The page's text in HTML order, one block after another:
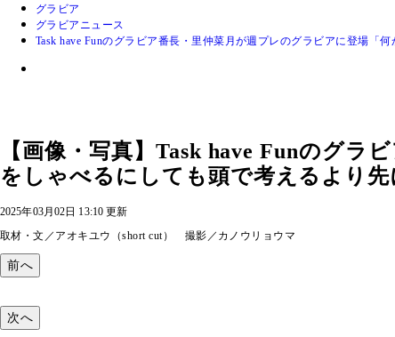
グラビア
グラビアニュース
Task have Funのグラビア番長・里仲菜月が週プレのグラビアに登場「
【画像・写真】Task have Funのグラ
をしゃべるにしても頭で考えるより先
2025年03月02日 13:10 更新
取材・文／アオキユウ（short cut） 撮影／カノウリョウマ
前へ
次へ